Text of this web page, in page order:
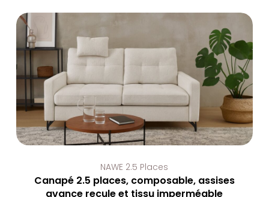
NAWE 2.5 Places
Canapé 2.5 places, composable, assises
avance recule et tissu imperméable